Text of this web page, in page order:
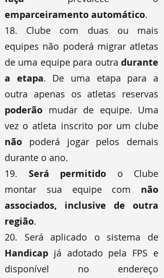
emparceiramento automático.
18. Clube com duas ou mais
equipes não poderá migrar atletas
de uma equipe para outra durante
a etapa. De uma etapa para a
outra apenas os atletas reservas
poderão mudar de equipe. Uma
vez o atleta inscrito por um clube
não poderá jogar pelos demais
durante o ano.
19. Será permitido o Clube
montar sua equipe com não
associados, inclusive de outra
região.
20. Será aplicado o sistema de
Handicap já adotado pela FPS e
disponível no endereço